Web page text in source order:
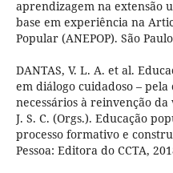
aprendizagem na extensão
base em experiência na
Popular (ANEPOP). São
DANTAS, V. L. A. et al.
em diálogo cuidadoso –
necessários à reinvenção da
J. S. C. (Orgs.). Educação
processo formativo e
Pessoa: Editora do CCTA,